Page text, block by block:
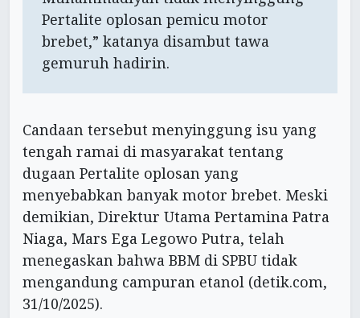
Pertalite oplosan pemicu motor
brebet,” katanya disambut tawa
gemuruh hadirin.
Candaan tersebut menyinggung isu yang
tengah ramai di masyarakat tentang
dugaan Pertalite oplosan yang
menyebabkan banyak motor brebet. Meski
demikian, Direktur Utama Pertamina Patra
Niaga, Mars Ega Legowo Putra, telah
menegaskan bahwa BBM di SPBU tidak
mengandung campuran etanol (detik.com,
31/10/2025).